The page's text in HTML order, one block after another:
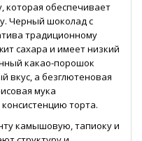
которая обеспечивает
Черный шоколад с
традиционному
сахара и имеет низкий
какао-порошок
вкус, а безглютеновая
мука
торта.
камышовую, тапиоку и